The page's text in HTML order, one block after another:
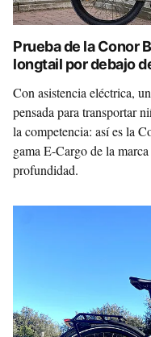
Prueba de la Conor
longtail por debajo
Con asistencia eléctrica,
pensada para transportar
la competencia: así es la
gama E-Cargo de la
profundidad.